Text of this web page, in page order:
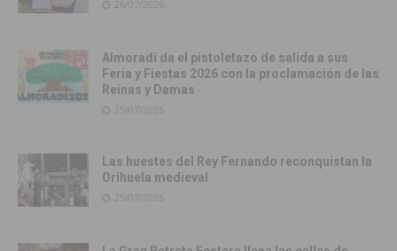
26/07/2026
Almoradí da el pistoletazo de salida a sus
Feria y Fiestas 2026 con la proclamación de las
Reinas y Damas
25/07/2026
Las huestes del Rey Fernando reconquistan la
Orihuela medieval
25/07/2026